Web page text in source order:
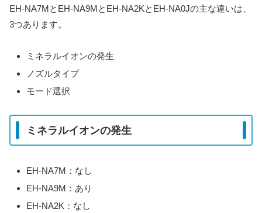
EH-NA7MとEH-NA9MとEH-NA2KとEH-NA0Jの主な違いは、
3つあります。
ミネラルイオンの発生
ノズルタイプ
モード選択
ミネラルイオンの発生
EH-NA7M：なし
EH-NA9M：あり
EH-NA2K：なし